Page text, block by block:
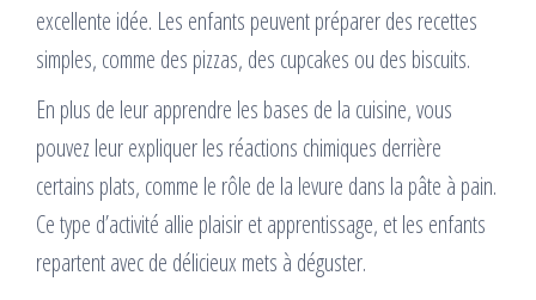
excellente idée. Les enfants peuvent préparer des recettes
simples, comme des pizzas, des cupcakes ou des biscuits.
En plus de leur apprendre les bases de la cuisine, vous
pouvez leur expliquer les réactions chimiques derrière
certains plats, comme le rôle de la levure dans la pâte à pain.
Ce type d’activité allie plaisir et apprentissage, et les enfants
repartent avec de délicieux mets à déguster.